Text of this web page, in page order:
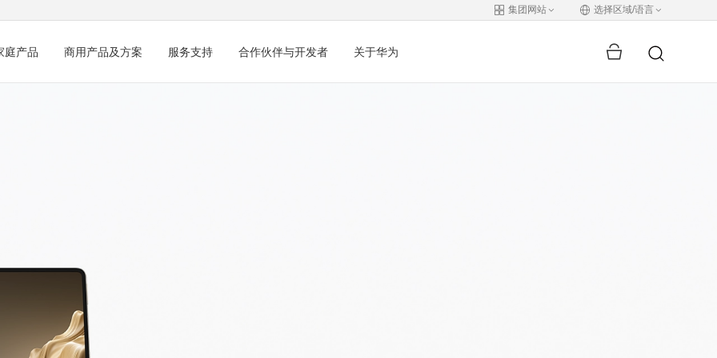
集团网站 选择区域/语言
庭产品 商用产品及方案 服务支持 合作伙伴与开发者 关于华为